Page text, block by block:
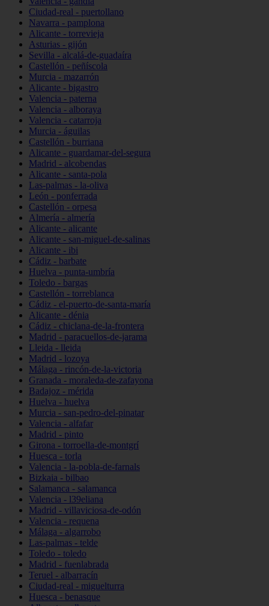
Ciudad-real - puertollano
Navarra - pamplona
Alicante - torrevieja
Asturias - gijón
Sevilla - alcalá-de-guadaíra
Castellón - peñíscola
Murcia - mazarrón
Alicante - bigastro
Valencia - paterna
Valencia - alboraya
Valencia - catarroja
Murcia - águilas
Castellón - burriana
Alicante - guardamar-del-segura
Madrid - alcobendas
Alicante - santa-pola
Las-palmas - la-oliva
León - ponferrada
Castellón - orpesa
Almería - almería
Alicante - alicante
Alicante - san-miguel-de-salinas
Alicante - ibi
Cádiz - barbate
Huelva - punta-umbría
Toledo - bargas
Castellón - torreblanca
Cádiz - el-puerto-de-santa-maría
Alicante - dénia
Cádiz - chiclana-de-la-frontera
Madrid - paracuellos-de-jarama
Lleida - lleida
Madrid - lozoya
Málaga - rincón-de-la-victoria
Granada - moraleda-de-zafayona
Badajoz - mérida
Huelva - huelva
Murcia - san-pedro-del-pinatar
Valencia - alfafar
Madrid - pinto
Girona - torroella-de-montgrí
Huesca - torla
Valencia - la-pobla-de-farnals
Bizkaia - bilbao
Salamanca - salamanca
Valencia - l39eliana
Madrid - villaviciosa-de-odón
Valencia - requena
Málaga - algarrobo
Las-palmas - telde
Toledo - toledo
Madrid - fuenlabrada
Teruel - albarracín
Ciudad-real - miguelturra
Huesca - benasque